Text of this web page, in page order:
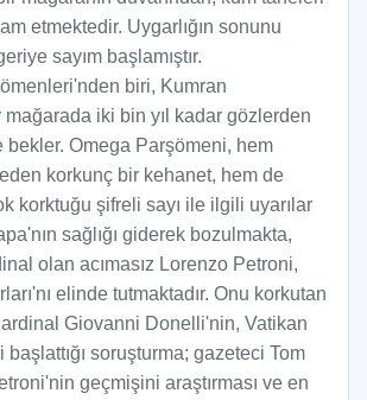
etmektedir. Uygarlığın sonunu
sayım başlamıştır.
biri, Kumran
mağarada iki bin yıl kadar gözlerden
bekler. Omega Parşömeni, hem
eden korkunç bir kehanet, hem de
korktuğu şifreli sayı ile ilgili uyarılar
sağlığı giderek bozulmakta,
olan acımasız Lorenzo Petroni,
elinde tutmaktadır. Onu korkutan
Giovanni Donelli'nin, Vatikan
başlattığı soruşturma; gazeteci Tom
geçmişini araştırması ve en